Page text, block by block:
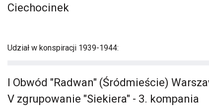
Ciechocinek
Udział w konspiracji 1939-1944:
I Obwód "Radwan" (Śródmieście)
V zgrupowanie "Siekiera" - 3. kompania